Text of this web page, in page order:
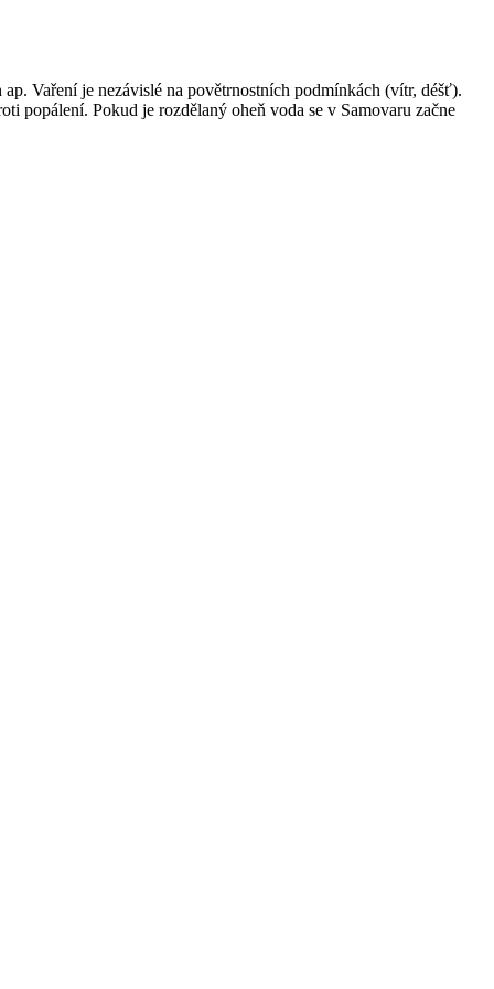
Vaření je nezávislé na povětrnostních podmínkách (vítr, déšť).
popálení. Pokud je rozdělaný oheň voda se v Samovaru začne